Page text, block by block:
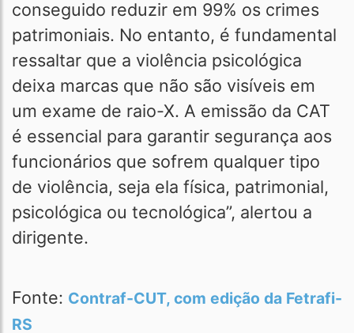
conseguido reduzir em 99% os crimes
patrimoniais. No entanto, é fundamental
ressaltar que a violência psicológica
deixa marcas que não são visíveis em
um exame de raio-X. A emissão da CAT
é essencial para garantir segurança aos
funcionários que sofrem qualquer tipo
de violência, seja ela física, patrimonial,
psicológica ou tecnológica”, alertou a
dirigente.
Fonte: Contraf-CUT, com edição da Fetrafi-
RS